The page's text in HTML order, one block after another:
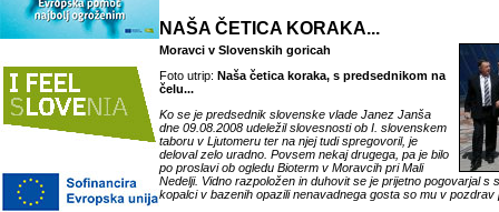
NAŠA ČETICA KORAKA...
Moravci v Slovenskih goricah
Foto utrip: Naša četica koraka, s predsednikom na
čelu...
Ko se je predsednik slovenske vlade Janez Janša
dne 09.08.2008 udeležil slovesnosti ob I. slovenskem
taboru v Ljutomeru ter na njej tudi spregovoril, je
deloval zelo uradno. Povsem nekaj drugega, pa je bilo
po proslavi ob ogledu Bioterm v Moravcih pri Mali
Nedelji. Vidno razpoložen in duhovit se je prijetno pogovarjal s
kopalci v bazenih opazili nenavadnega gosta so mu v pozdrav